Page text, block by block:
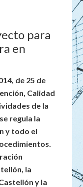
para
en
de 25 de
Calidad
de la
regula la
y todo el
la
y la